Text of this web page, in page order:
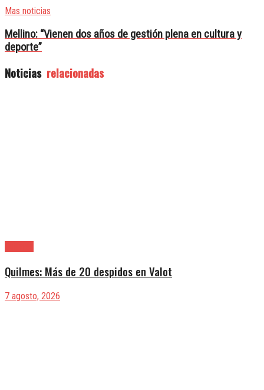
Mas noticias
Mellino: “Vienen dos años de gestión plena en cultura y
deporte”
Noticias relacionadas
Quilmes: Más de 20 despidos en Valot
7 agosto, 2026